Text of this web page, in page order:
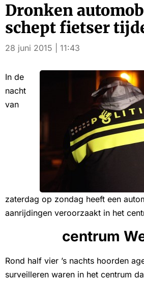
Dronken
schept fietser
28 juni 2015 | 11:43
In de
nacht
van
zaterdag op zondag heeft een
aanrijdingen veroorzaakt in het
centrum
Rond half vier ’s nachts hoorden
surveilleren waren in het centrum